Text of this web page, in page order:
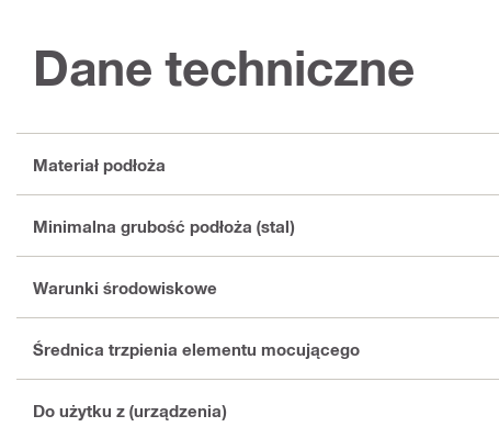
Dane techniczne
Materiał podłoża
Minimalna grubość podłoża (stal)
Warunki środowiskowe
Średnica trzpienia elementu mocującego
Do użytku z (urządzenia)